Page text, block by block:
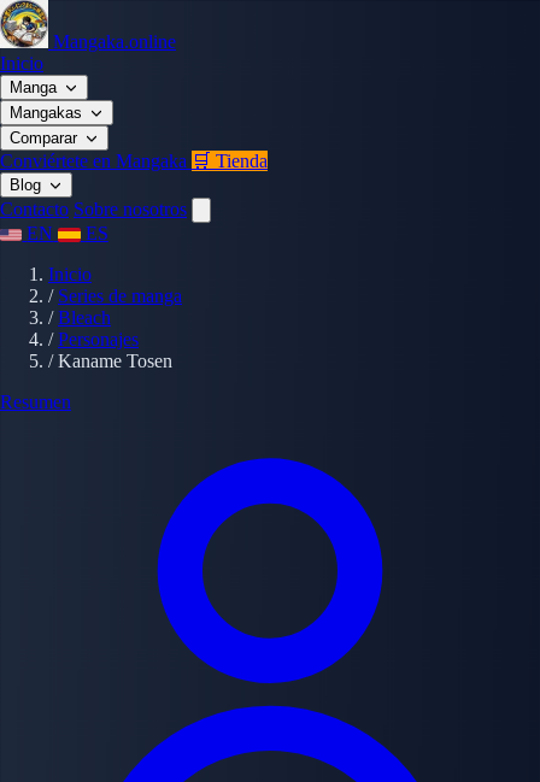
Mangaka.online
Inicio
Manga
Mangakas
Comparar
Conviértete en Mangaka 🛒 Tienda
Blog
Contacto Sobre nosotros
EN
ES
Inicio
/ Series de manga
/ Bleach
/ Personajes
/ Kaname Tosen
Resumen